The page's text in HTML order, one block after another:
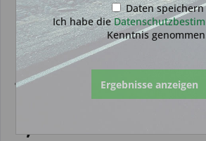
Drück Pad geeignet für
Tasten (Aftermarket
8,99 € *
Daten speichern
Ich habe die
Kenntnis
Ergebnisse anzeigen